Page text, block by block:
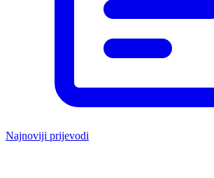
Najnoviji prijevodi